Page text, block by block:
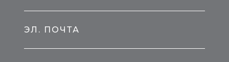
ЭЛ. ПОЧТА